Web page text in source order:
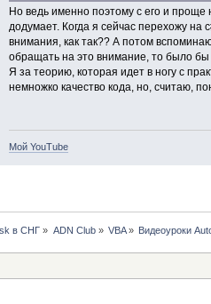
Но ведь именно поэтому с его и проще
додумает. Когда я сейчас перехожу на
внимания, как так?? А потом
обращать на это внимание, то было
Я за теорию, которая идет в ногу с
немножко качество кода, но, считаю,
Мой YouTube
в СНГ » ADN Club» VBA» Видеоуроки